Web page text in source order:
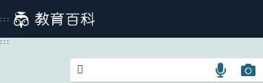
到
主
:::
:::
語
圖